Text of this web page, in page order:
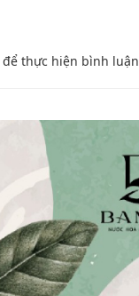
để thực hiện bình luận